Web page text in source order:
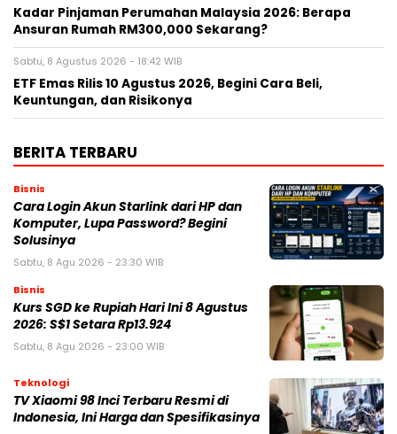
Kadar Pinjaman Perumahan Malaysia 2026: Berapa
Ansuran Rumah RM300,000 Sekarang?
Sabtu, 8 Agustus 2026 - 18:42 WIB
ETF Emas Rilis 10 Agustus 2026, Begini Cara Beli,
Keuntungan, dan Risikonya
BERITA TERBARU
Bisnis
Cara Login Akun Starlink dari HP dan
Komputer, Lupa Password? Begini
Solusinya
Sabtu, 8 Agu 2026 - 23:30 WIB
Bisnis
Kurs SGD ke Rupiah Hari Ini 8 Agustus
2026: S$1 Setara Rp13.924
Sabtu, 8 Agu 2026 - 23:00 WIB
Teknologi
TV Xiaomi 98 Inci Terbaru Resmi di
Indonesia, Ini Harga dan Spesifikasinya